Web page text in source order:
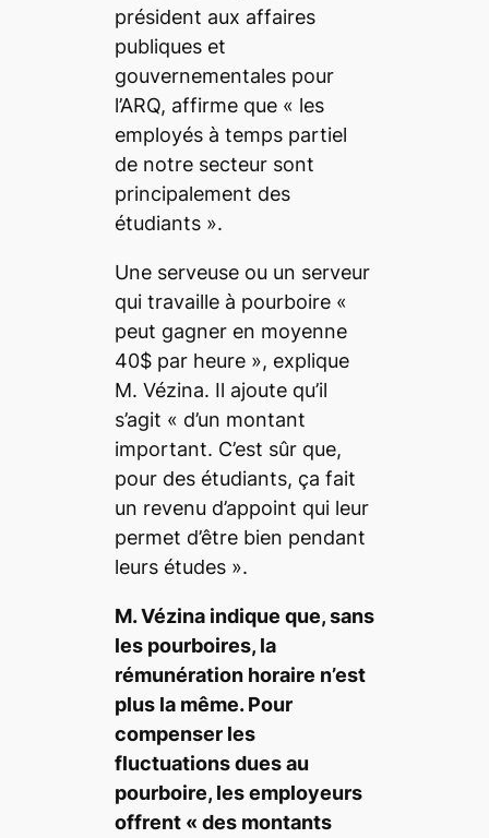
président aux affaires
publiques et
gouvernementales pour
l’ARQ, affirme que « les
employés à temps partiel
de notre secteur sont
principalement des
étudiants ».
Une serveuse ou un serveur
qui travaille à pourboire «
peut gagner en moyenne
40$ par heure », explique
M. Vézina. Il ajoute qu’il
s’agit « d’un montant
important. C’est sûr que,
pour des étudiants, ça fait
un revenu d’appoint qui leur
permet d’être bien pendant
leurs études ».
M. Vézina indique que, sans
les pourboires, la
rémunération horaire n’est
plus la même. Pour
compenser les
fluctuations dues au
pourboire, les employeurs
offrent « des montants